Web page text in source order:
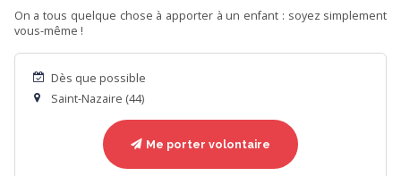
On a tous quelque chose à apporter à un enfant : soyez simplement
vous-même !
Dès que possible
Saint-Nazaire (44)
Me porter volontaire